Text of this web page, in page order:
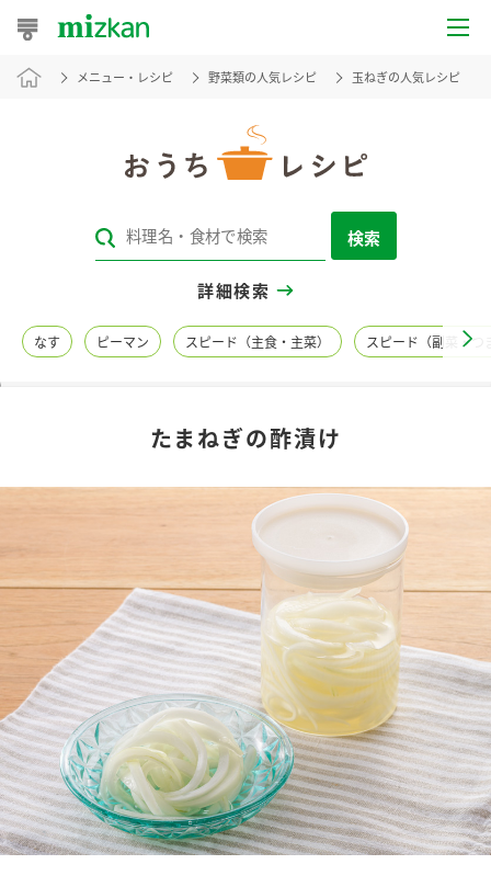
おうちレシピ
レシピカテゴリ一覧
レシピ名特集
酢 調味酢
お酢ドリンク ぽん酢
みりん風・料理酒 鍋用調味料
つゆ たれ
キャンペーン情報
ブランド・スペシャルサイト
ブランド・スペシャルサイト トップ
商品ブランドサイト
Fibee（ファイビー）
くらしプラ酢
企業情報
国内事業概要
メニュー・レシピ 野菜類の人気レシピ 玉ねぎの人気レシピ
検索
詳細検索
なす ピーマン スピード（主食・主菜） スピード（副菜・つ
たまねぎの酢漬け